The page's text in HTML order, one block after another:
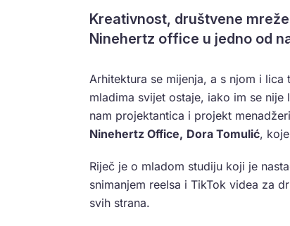
Kreativnost, društvene
Ninehertz office u jedno od
Arhitektura se mijenja, a s njom i
mladima svijet ostaje, iako im se
nam projektantica i projekt
Ninehertz Office, Dora Tomulić,
Riječ je o mladom studiju koji je
snimanjem reelsa i TikTok videa za
svih strana.